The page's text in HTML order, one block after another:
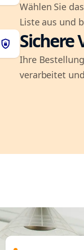
Wählen Sie
Liste aus und
shield_lock Sichere
Ihre
verarbeitet